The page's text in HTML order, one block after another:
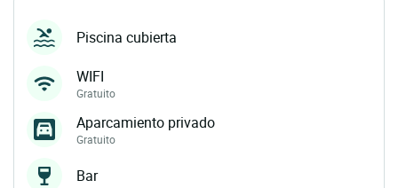
Piscina cubierta
WIFI
Gratuito
Aparcamiento privado
Gratuito
Bar